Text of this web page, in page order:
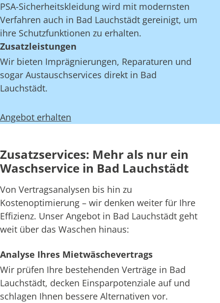
PSA-Sicherheitskleidung wird mit modernsten
Verfahren auch in Bad Lauchstädt gereinigt, um
ihre Schutzfunktionen zu erhalten.
Zusatzleistungen
Wir bieten Imprägnierungen, Reparaturen und
sogar Austauschservices direkt in Bad
Lauchstädt.
Angebot erhalten
Zusatzservices: Mehr als nur ein
Waschservice in Bad Lauchstädt
Von Vertragsanalysen bis hin zu
Kostenoptimierung – wir denken weiter für Ihre
Effizienz. Unser Angebot in Bad Lauchstädt geht
weit über das Waschen hinaus:
Analyse Ihres Mietwäschevertrags
Wir prüfen Ihre bestehenden Verträge in Bad
Lauchstädt, decken Einsparpotenziale auf und
schlagen Ihnen bessere Alternativen vor.